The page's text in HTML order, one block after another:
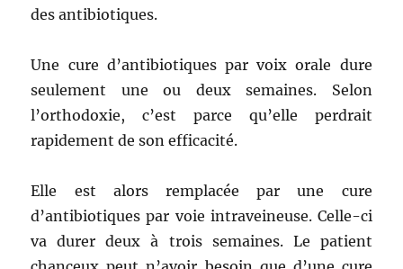
des antibiotiques.
Une cure d’antibiotiques par voix orale dure
seulement une ou deux semaines. Selon
l’orthodoxie, c’est parce qu’elle perdrait
rapidement de son efficacité.
Elle est alors remplacée par une cure
d’antibiotiques par voie intraveineuse. Celle-ci
va durer deux à trois semaines. Le patient